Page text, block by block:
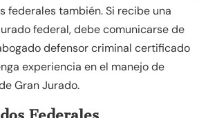
federales también. Si recibe una
federal, debe comunicarse de
defensor criminal certificado
experiencia en el manejo de
Gran Jurado.